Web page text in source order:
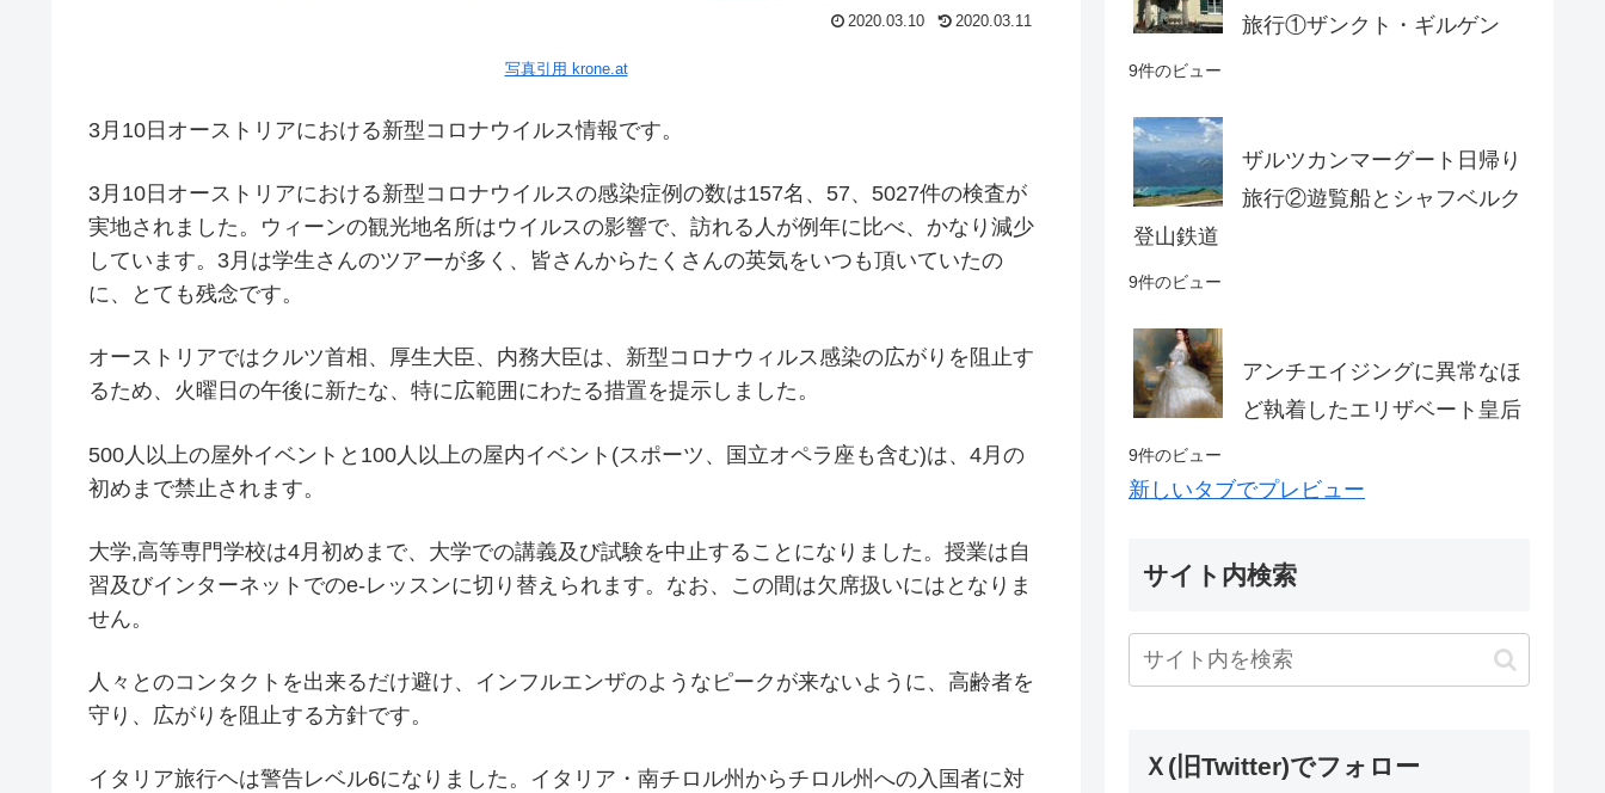
2020.03.10 2020.03.11
写真引用 krone.at
3月10日オーストリアにおける新型コロナウイルス情報です。
3月10日オーストリアにおける新型コロナウイルスの感染症例の数は157名、57、5027件の検査が
実地されました。ウィーンの観光地名所はウイルスの影響で、訪れる人が例年に比べ、かなり減少
しています。3月は学生さんのツアーが多く、皆さんからたくさんの英気をいつも頂いていたの
に、とても残念です。
オーストリアではクルツ首相、厚生大臣、内務大臣は、新型コロナウィルス感染の広がりを阻止す
るため、火曜日の午後に新たな、特に広範囲にわたる措置を提示しました。
500人以上の屋外イベントと100人以上の屋内イベント(スポーツ、国立オペラ座も含む)は、4月の
初めまで禁止されます。
大学,高等専門学校は4月初めまで、大学での講義及び試験を中止することになりました。授業は自
習及びインターネットでのe-レッスンに切り替えられます。なお、この間は欠席扱いにはとなりま
せん。
人々とのコンタクトを出来るだけ避け、インフルエンザのようなピークが来ないように、高齢者を
守り、広がりを阻止する方針です。
イタリア旅行ヘは警告レベル6になりました。イタリア・南チロル州からチロル州への入国者に対
旅行①ザンクト・ギルゲン
9件のビュー
ザルツカンマーグート日帰り
旅行②遊覧船とシャフベルク
登山鉄道
9件のビュー
アンチエイジングに異常なほ
ど執着したエリザベート皇后
9件のビュー
新しいタブでプレビュー
サイト内検索
Ｘ(旧Twitter)でフォロー